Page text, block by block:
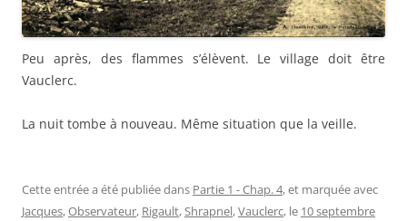
Peu après, des flammes s’élèvent. Le village doit être
Vauclerc.
La nuit tombe à nouveau. Même situation que la veille.
Cette entrée a été publiée dans Partie 1 - Chap. 4, et marquée avec
Jacques,Observateur, Rigault,Shrapnel,Vauclerc, le 10 septembre